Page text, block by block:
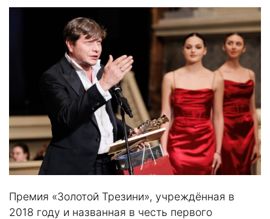
Премия «Золотой Трезини», учреждённая в
2018 году и названная в честь первого